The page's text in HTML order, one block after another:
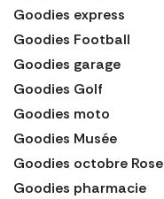
Goodies express
Goodies Football
Goodies garage
Goodies Golf
Goodies moto
Goodies Musée
Goodies octobre Rose
Goodies pharmacie